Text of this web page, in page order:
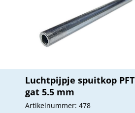
Luchtpijpje spuitkop PFT
gat 5.5 mm
Artikelnummer: 478